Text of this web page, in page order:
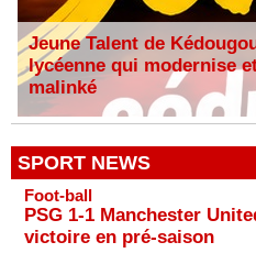
Jeune Talent de
lycéenne qui modernise
malinké
SPORT NEWS
Foot-ball
PSG 1-1 Manchester
victoire en pré-saison